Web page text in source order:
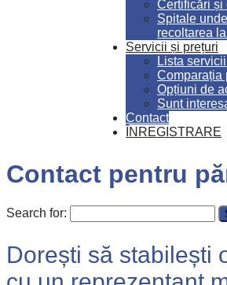
Certificări și
Spitale
recoltarea
Servicii și prețuri
Lista
Comparația
Opțiuni de
Sunt
Contact
ÎNREGISTRARE
Contact pentru
Search for:
Dorești să stabilești